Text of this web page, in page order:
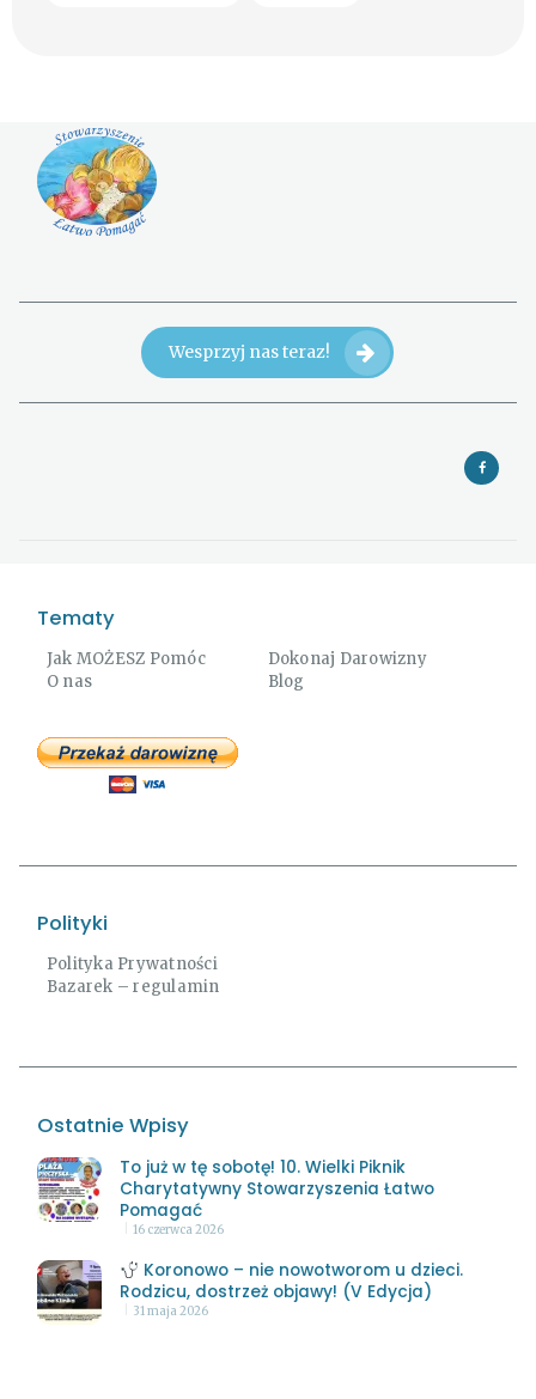
Wesprzyj nas teraz!
Tematy
Jak MOŻESZ Pomóc
Dokonaj Darowizny
O nas
Blog
Polityki
Polityka Prywatności
Bazarek – regulamin
Ostatnie Wpisy
To już w tę sobotę! 10. Wielki Piknik
Charytatywny Stowarzyszenia Łatwo
Pomagać
16 czerwca 2026
Koronowo – nie nowotworom u dzieci.
Rodzicu, dostrzeż objawy! (V Edycja)
31 maja 2026